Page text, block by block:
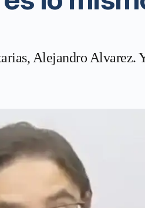
Alejandro Alvarez.